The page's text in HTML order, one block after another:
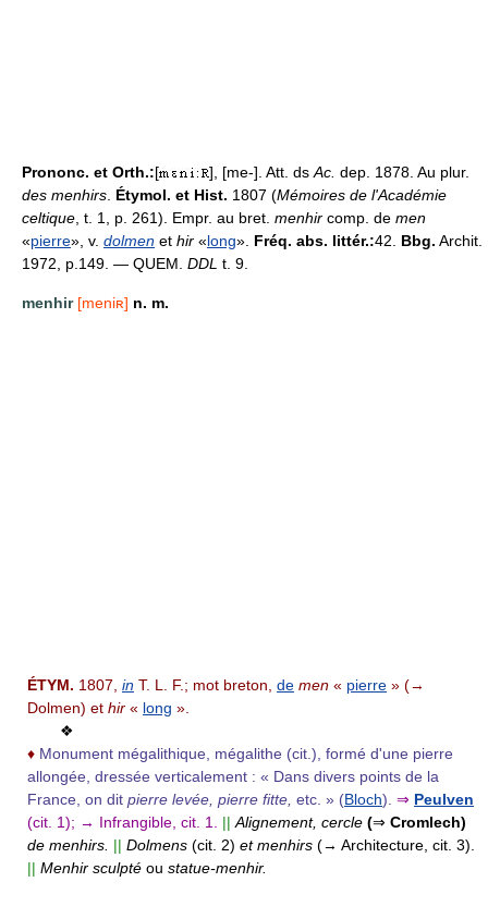
Prononc. et Orth.:[ ], [me-]. Att. ds Ac. dep. 1878. Au plur.
des menhirs Étymol. et Hist. 1807 (Mémoires de l'Académie
celtique , t. 1, p. 261). Empr. au bret. menhir comp. de men
«pierre», v. dolmen et hir «long». Fréq. abs. littér.:42. Bbg. Archit.
1972, p.149. — QUEM. DDL t. 9.
menhir [meniʀ] n. m.
ÉTYM. 1807, in T. L. F.; mot breton, de men « pierre » (→
Dolmen) et hir « long ».
❖
♦ Monument mégalithique, mégalithe (cit.), formé d'une pierre
allongée, dressée verticalement : « Dans divers points de la
France, on dit pierre levée, pierre fitte, etc. » (Bloch). ⇒ Peulven
(cit. 1); → Infrangible, cit. 1. || Alignement, cercle (⇒ Cromlech)
de menhirs. || Dolmens (cit. 2) et menhirs (→ Architecture, cit. 3).
|| Menhir sculpté ou statue-menhir.